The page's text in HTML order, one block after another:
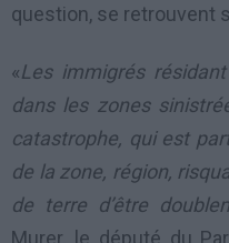
question, se retrouvent
«Les immigrés
dans les zones
catastrophe, qui est
de la zone, région,
de terre d’être
Murer, le député du